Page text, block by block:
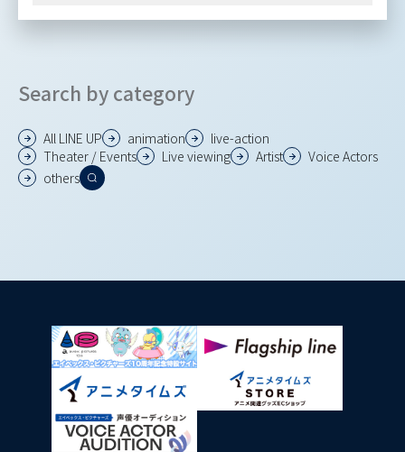
Search by category
All LINE UP animation
live-action
Theater / Events
Live viewing Artist
Voice Actors
others